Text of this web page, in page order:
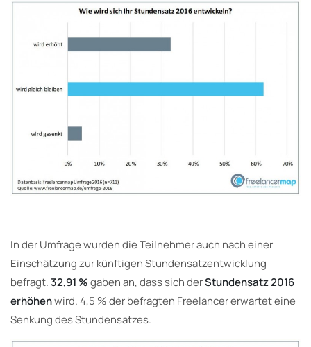
In der Umfrage wurden die Teilnehmer auch nach einer
Einschätzung zur künftigen Stundensatzentwicklung
befragt.32,91 %gaben an, dass sich derStundensatz 2016
erhöhenwird. 4,5 % der befragten Freelancer erwartet eine
Senkung des Stundensatzes.